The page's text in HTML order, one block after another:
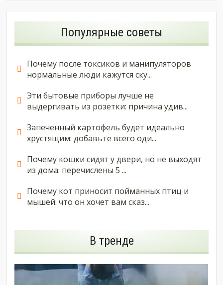
Популярные советы
Почему после токсиков и манипуляторов
нормальные люди кажутся ску...
Эти бытовые приборы лучше не
выдергивать из розетки: причина удив...
Запеченный картофель будет идеально
хрустящим: добавьте всего оди...
Почему кошки сидят у двери, но не выходят
из дома: перечислены 5 ...
Почему кот приносит пойманных птиц и
мышей: что он хочет вам сказ...
В тренде